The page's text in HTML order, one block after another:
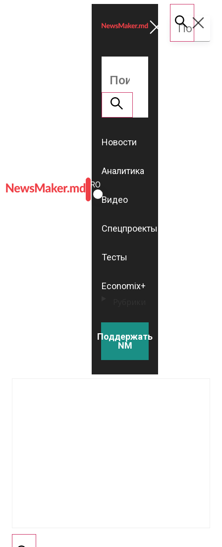
ROMÂNĂ
RU
Новости
Аналитика
Видео
Спецпроекты
Тесты
Economix+
Поддержать
NM